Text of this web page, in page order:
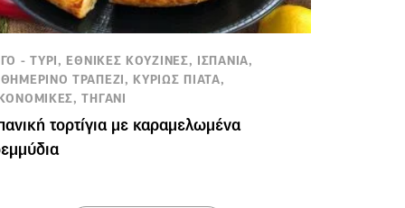
- ΤΥΡΙ, ΕΘΝΙΚΕΣ ΚΟΥΖΙΝΕΣ, ΙΣΠΑΝΙΑ,
ΤΡΑΠΕΖΙ, ΚΥΡΙΩΣ ΠΙΑΤΑ,
ΤΗΓΑΝΙ
τορτίγια με καραμελωμένα